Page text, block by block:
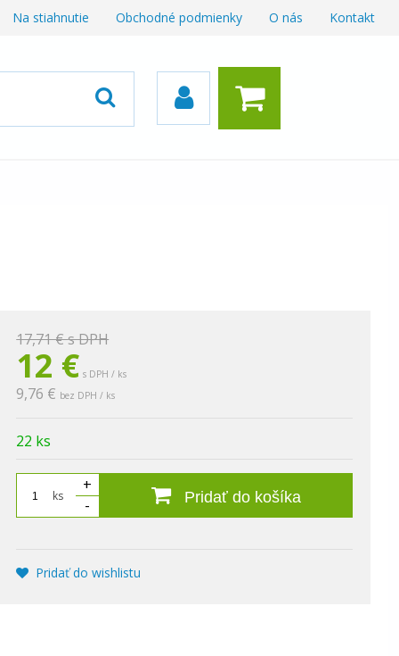
Na stiahnutie Obchodné podmienky O nás Kontakt
17,71 €s DPH
12 € s DPH / ks
9,76 € bez DPH / ks
22 ks
ks
+
-
Pridať do košíka
Pridať do wishlistu